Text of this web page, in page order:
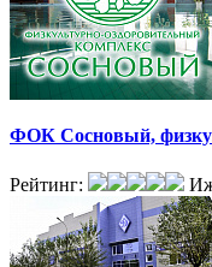
ФОК Сосновый,
Рейтинг: